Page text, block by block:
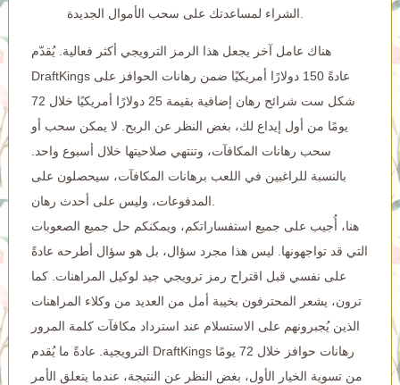
الشراء لمساعدتك على سحب الأموال الجديدة.
هناك عامل آخر يجعل هذا الرمز الترويجي أكثر فعالية. يُقدّم
DraftKings عادةً 150 دولارًا أمريكيًا ضمن رهانات الحوافز على
شكل ست شرائح رهان إضافية بقيمة 25 دولارًا أمريكيًا خلال 72
يومًا من أول إيداع لك، بغض النظر عن الربح. لا يمكن سحب أو
سحب رهانات المكافآت، وتنتهي صلاحيتها خلال أسبوع واحد.
بالنسبة للراغبين في اللعب برهانات المكافآت، سيحصلون على
المدفوعات، وليس على أحدث رهان.
هنا، أُجيب على جميع استفساراتكم، ويمكنكم حل جميع الصعوبات
التي قد تواجهونها. ليس هذا مجرد سؤال، بل هو سؤال أطرحه عادةً
على نفسي قبل اقتراح رمز ترويجي جيد لوكيل المراهنات. كما
ترون، يشعر المحترفون بخيبة أمل من العديد من وكلاء المراهنات
الذين يُجبرونهم على الاستسلام عند استرداد مكافآت كلمة المرور
الترويجية. عادةً ما يُقدم DraftKings رهانات حوافز خلال 72 يومًا
من تسوية الخيار الأول، بغض النظر عن النتيجة، عندما يتعلق الأمر